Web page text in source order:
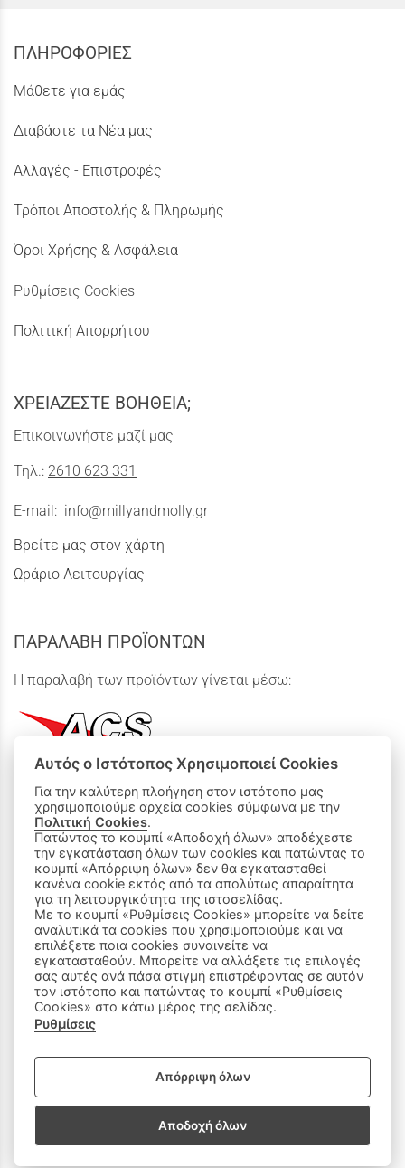
ΠΛΗΡΟΦΟΡΙΕΣ
Μάθετε για εμάς
Διαβάστε τα Νέα μας
Αλλαγές - Επιστροφές
Τρόποι Αποστολής & Πληρωμής
Όροι Χρήσης & Ασφάλεια
Ρυθμίσεις Cookies
Πολιτική Απορρήτου
ΧΡΕΙΑΖΕΣΤΕ ΒΟΗΘΕΙΑ;
Επικοινωνήστε μαζί μας
Τηλ.: 2610 623 331
E-mail: info@millyandmolly.gr
Βρείτε μας στον χάρτη
Ωράριο Λειτουργίας
ΠΑΡΑΛΑΒΗ ΠΡΟΪΟΝΤΩΝ
Η παραλαβή των προϊόντων γίνεται μέσω:
ΟΙ ΑΓΟΡΕΣ ΜΟΥ
Καλάθι Αγορών
Δεχόμαστε όλες τις πιστωτικές κάρτες:
Sitemap/Login
Copyright © 2020 - 2026 Παιδικά Ρούχα Πάτρα, Milly & Molly
Αυτός ο Ιστότοπος Χρησιμοποιεί Cookies
Για την καλύτερη πλοήγηση στον ιστότοπο μας
χρησιμοποιούμε αρχεία cookies σύμφωνα με την
Πολιτική Cookies.
Πατώντας το κουμπί «Αποδοχή όλων» αποδέχεστε
την εγκατάσταση όλων των cookies και πατώντας το
κουμπί «Απόρριψη όλων» δεν θα εγκατασταθεί
κανένα cookie εκτός από τα απολύτως απαραίτητα
για τη λειτουργικότητα της ιστοσελίδας.
Με το κουμπί «Ρυθμίσεις Cookies» μπορείτε να δείτε
αναλυτικά τα cookies που χρησιμοποιούμε και να
επιλέξετε ποια cookies συναινείτε να
εγκατασταθούν. Μπορείτε να αλλάξετε τις επιλογές
σας αυτές ανά πάσα στιγμή επιστρέφοντας σε αυτόν
τον ιστότοπο και πατώντας το κουμπί «Ρυθμίσεις
Cookies» στο κάτω μέρος της σελίδας.
Ρυθμίσεις
Απόρριψη όλων
Αποδοχή όλων